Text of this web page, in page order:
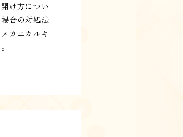
け方につい
合の対処法
カニカルキ